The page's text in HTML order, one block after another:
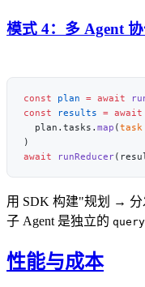
模式 4：多 Agent
const plan = await
const results = await
  plan.tasks.
map (task
await runReducer
用 SDK 构建"规划 → 分
子 Agent 是独立的
性能与成本